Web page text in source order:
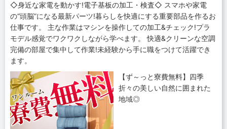
◇身近な家電を動かす!電子基板の加工・検査◇ スマホや家電
の“頭脳”になる最新パーツ!暮らしを快適にする重要部品を作るお
仕事です。 主な作業はマシンを操作しての加工&チェック!プラ
モデル感覚でワクワクしながら学べます。 快適&クリーンな空調
完備の部屋で集中して作業!未経験から手に職をつけて活躍でき
ます。
【ず～っと寮費無料】四季
折々の美しい自然に囲まれた
地域◎